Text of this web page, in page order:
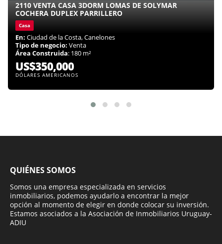
2110 VENTA CASA 3DORM LOMAS DE SOLYMAR
COCHERA DUPLEX PARRILLERO
Casa
En: Ciudad de la Costa, Canelones
Tipo de negocio: Venta
Área Construida: 180 m²
US$350,000
DÓLARES AMERICANOS
QUIÉNES SOMOS
Somos una empresa especializada en servicios
inmobiliarios, podemos ayudarlo a encontrar la mejor
opción al momento de elegir en donde colocar su inversión.
Estamos asociados a la Asociación de Inmobiliarios Uruguay-
ADIU